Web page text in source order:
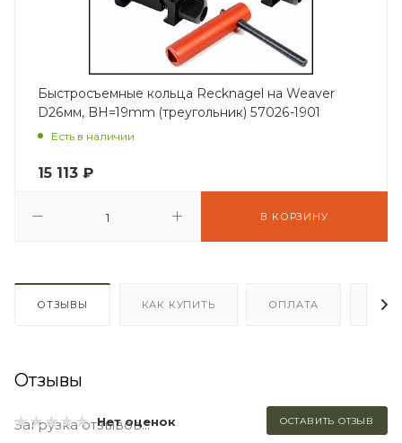
Быстросъемные кольца Recknagel на Weaver
D26мм, BH=19mm (треугольник) 57026-1901
Есть в наличии
15 113 ₽
В КОРЗИНУ
ОТЗЫВЫ КАК КУПИТЬ ОПЛАТА
Отзывы
Нет оценок ОСТАВИТЬ ОТЗЫВ
Загрузка отзывов...